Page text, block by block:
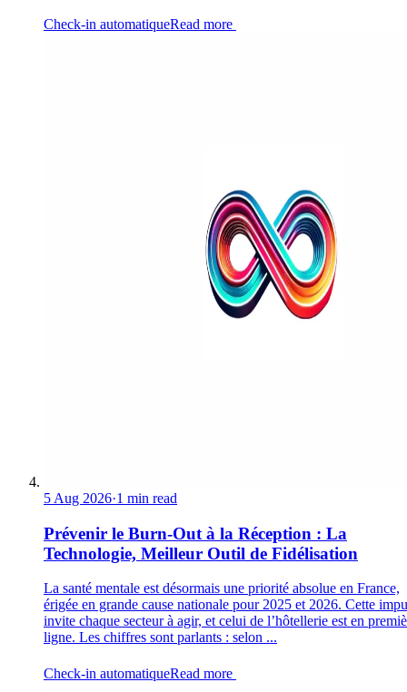
Check-in automatiqueRead more
5 Aug 2026·1 min read
Prévenir le Burn-Out à la Réception : La
Technologie, Meilleur Outil de Fidélisation
La santé mentale est désormais une priorité absolue en France,
érigée en grande cause nationale pour 2025 et 2026. Cette
invite chaque secteur à agir, et celui de l’hôtellerie est en
ligne. Les chiffres sont parlants : selon ...
Check-in automatiqueRead more